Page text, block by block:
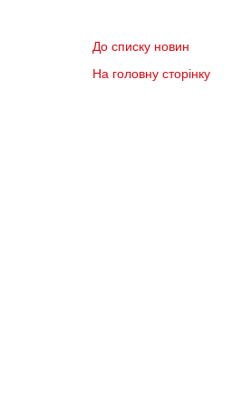
До списку новин
На головну сторінку